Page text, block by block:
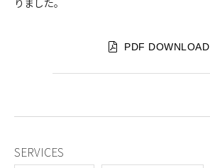
りました。
PDF DOWNLOAD
SERVICES